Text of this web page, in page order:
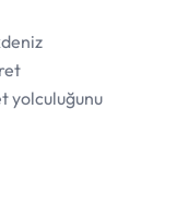
yolculuğunu